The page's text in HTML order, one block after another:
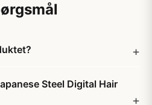
Steel Digital Hair